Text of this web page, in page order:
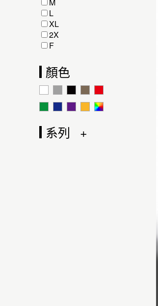
L
XL
2X
F
顏色
系列